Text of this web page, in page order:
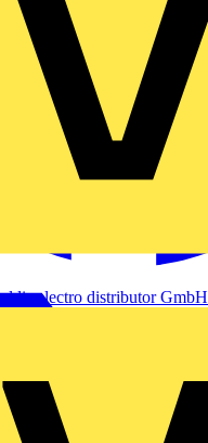
eldis electro distributor GmbH